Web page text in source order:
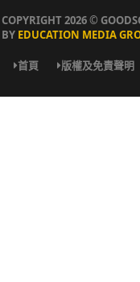
COPYRIGHT 2026 ©
BY EDUCATION MEDIA
首頁 版權及免責聲明